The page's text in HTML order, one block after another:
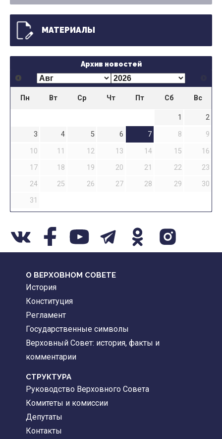
МАТЕРИАЛЫ
Архив новостей
Пн Вт Ср Чт Пт Сб Вс
1
2
3
4 5 6 7 8
9
10
11 12 13 14 15
16
17
18 19 20 21 22
23
24
25 26 27 28 29
30
31
О ВЕРХОВНОМ СОВЕТЕ
История
Конституция
Регламент
Государственные символы
Верховный Совет: история, факты и
комментарии
CТРУКТУРА
Руководство Верховного Совета
Комитеты и комиссии
Депутаты
Контакты